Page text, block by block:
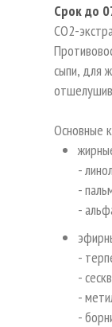
Срок до
СО2-
сыпи, для
Основные
-
-
-
-
-
-
-